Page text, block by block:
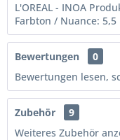
L'OREAL - INOA
Farbton / Nuance:
Bewertungen
0
Bewertungen lesen,
Zubehör
9
Weiteres Zubehör